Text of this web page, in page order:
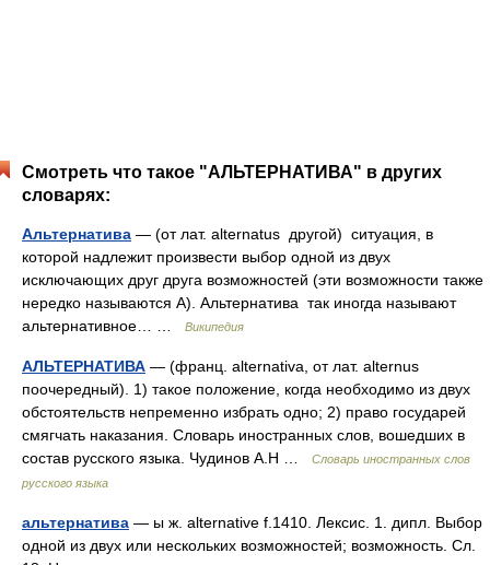
Смотреть что такое "АЛЬТЕРНАТИВА" в других
словарях:
Альтернатива — (от лат. alternatus другой) ситуация, в
которой надлежит произвести выбор одной из двух
исключающих друг друга возможностей (эти возможности также
нередко называются А). Альтернатива так иногда называют
альтернативное… …
Википедия
АЛЬТЕРНАТИВА — (франц. alternativa, от лат. alternus
поочередный). 1) такое положение, когда необходимо из двух
обстоятельств непременно избрать одно; 2) право государей
смягчать наказания. Словарь иностранных слов, вошедших в
состав русского языка. Чудинов А.Н …
Словарь иностранных слов
русского языка
альтернатива — ы ж. alternative f.1410. Лексис. 1. дипл. Выбор
одной из двух или нескольких возможностей; возможность. Сл.